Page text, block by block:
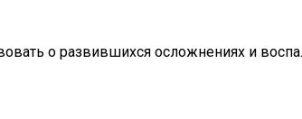
о развившихся осложнениях и